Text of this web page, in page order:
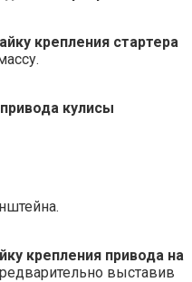
крепления стартера
кулисы
крепления привода на
выставив